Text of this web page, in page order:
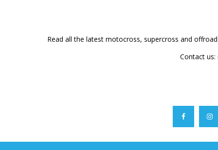
Read all the latest motocross, supercross and
Contact us: